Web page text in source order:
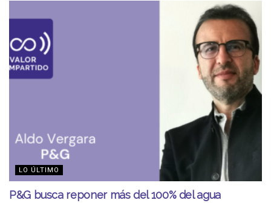
LO ÚLTIMO
P&G busca reponer más del 100% del agua